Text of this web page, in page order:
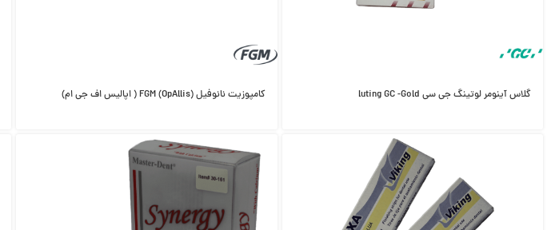
گلاس آینومر لوتینگ جی سی luting GC -Gold کامپوزیت نانوفیل FGM (OpAllis) ( اپالیس اف جی ام)